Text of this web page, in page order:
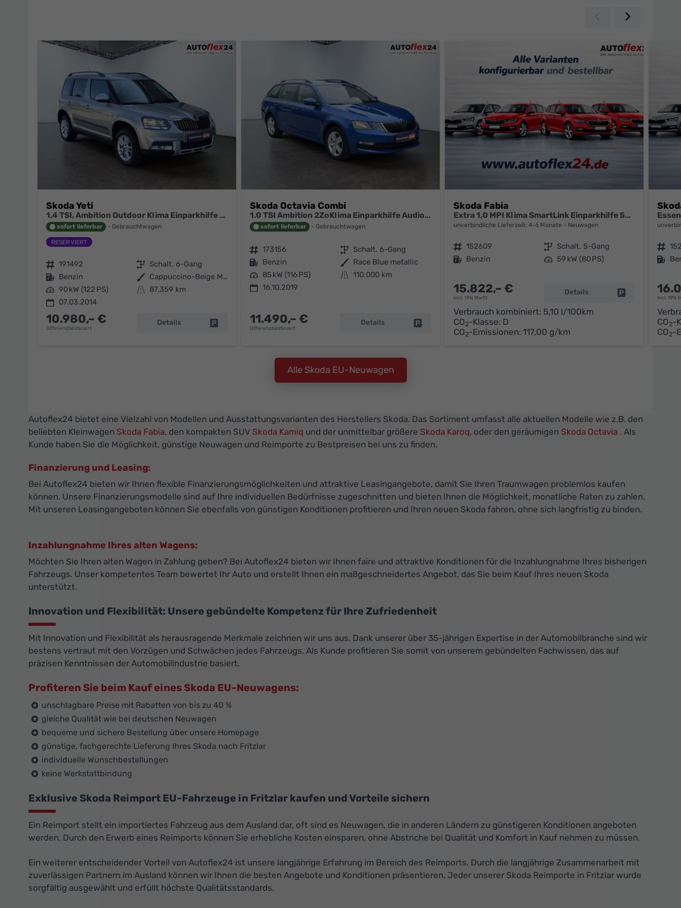
Zurück
Skoda Yeti
1.4 TSI, Ambition Outdoor Klima Einparkhilfe Swing Tempomat
sofort lieferbar Gebrauchtwagen
Fahrzeugnr. 191492 Getriebe Schalt. 6-Gang
Kraftstoff Benzin Außenfarbe
Cappuccino-Beige Metallic
Leistung 90 kW (122 PS) Kilometerstand
87.359 km
07.03.2014
10.980,– €
Differenzbesteuert
Details Fahrzeug parken
Skoda Octavia Combi
1.0 TSI Ambition 2ZoKlima Einparkhilfe Audio Swing
sofort lieferbar Gebrauchtwagen
Fahrzeugnr. 173156 Getriebe Schalt. 6-Gang
Kraftstoff Benzin Außenfarbe Race Blue metallic
Leistung 85 kW (116 PS) Kilometerstand 110.000 km
16.10.2019
11.490,– €
Differenzbesteuert
Details Fahrzeug parken
Skoda Fabia
Extra 1,0 MPI Klima SmartLink Einparkhilfe 5J Garantie LED Scheinwerfer Bluetooth
unverbindliche Lieferzeit: 4-6 Monate Neuwagen
Fahrzeugnr. 152609 Getriebe Schalt. 5-Gang
Kraftstoff Benzin Leistung 59 kW (80 PS)
15.822,– €
incl. 19% MwSt.
Details Fahrzeug parken
Verbrauch kombiniert: 5,10 l/100km
CO2-Klasse: D
CO2-Emissionen: 117,00 g/km
Fahrzeugnr.
Kraftstoff
incl. 19%
CO2-
CO2-
Alle Skoda EU-Neuwagen
Autoflex24 bietet eine Vielzahl von Modellen und Ausstattungsvarianten des Herstellers Skoda. Das Sortiment umfasst alle aktuellen Modelle wie z.B. den
beliebten Kleinwagen Skoda Fabia, den kompakten SUV Skoda Kamiq und der unmittelbar größere Skoda Karoq, oder den geräumigen Skoda Octavia . Als
Kunde haben Sie die Möglichkeit, günstige Neuwagen und Reimporte zu Bestpreisen bei uns zu finden.
Finanzierung und Leasing:
Bei Autoflex24 bieten wir Ihnen flexible Finanzierungsmöglichkeiten und attraktive Leasingangebote, damit Sie Ihren Traumwagen problemlos kaufen
können. Unsere Finanzierungsmodelle sind auf Ihre individuellen Bedürfnisse zugeschnitten und bieten Ihnen die Möglichkeit, monatliche Raten zu zahlen.
Mit unseren Leasingangeboten können Sie ebenfalls von günstigen Konditionen profitieren und Ihren neuen Skoda fahren, ohne sich langfristig zu binden.
Inzahlungnahme Ihres alten Wagens:
Möchten Sie Ihren alten Wagen in Zahlung geben? Bei Autoflex24 bieten wir Ihnen faire und attraktive Konditionen für die Inzahlungnahme Ihres bisherigen
Fahrzeugs. Unser kompetentes Team bewertet Ihr Auto und erstellt Ihnen ein maßgeschneidertes Angebot, das Sie beim Kauf Ihres neuen Skoda
unterstützt.
Innovation und Flexibilität: Unsere gebündelte Kompetenz für Ihre Zufriedenheit
Mit Innovation und Flexibilität als herausragende Merkmale zeichnen wir uns aus. Dank unserer über 35-jährigen Expertise in der Automobilbranche sind wir
bestens vertraut mit den Vorzügen und Schwächen jedes Fahrzeugs. Als Kunde profitieren Sie somit von unserem gebündelten Fachwissen, das auf
präzisen Kenntnissen der Automobilindustrie basiert.
Profiteren Sie beim Kauf eines Skoda EU-Neuwagens:
unschlagbare Preise mit Rabatten von bis zu 40 %
gleiche Qualität wie bei deutschen Neuwagen
bequeme und sichere Bestellung über unsere Homepage
günstige, fachgerechte Lieferung Ihres Skoda nach Fritzlar
individuelle Wunschbestellungen
keine Werkstattbindung
Exklusive Skoda Reimport EU-Fahrzeuge in Fritzlar kaufen und Vorteile sichern
Ein Reimport stellt ein importiertes Fahrzeug aus dem Ausland dar, oft sind es Neuwagen, die in anderen Ländern zu günstigeren Konditionen angeboten
werden. Durch den Erwerb eines Reimports können Sie erhebliche Kosten einsparen, ohne Abstriche bei Qualität und Komfort in Kauf nehmen zu müssen.
Ein weiterer entscheidender Vorteil von Autoflex24 ist unsere langjährige Erfahrung im Bereich des Reimports. Durch die langjährige Zusammenarbeit mit
zuverlässigen Partnern im Ausland können wir Ihnen die besten Angebote und Konditionen präsentieren. Jeder unserer Skoda Reimporte in Fritzlar wurde
sorgfältig ausgewählt und erfüllt höchste Qualitätsstandards.